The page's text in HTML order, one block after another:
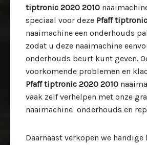
tiptronic 2020 2010
speciaal voor deze Pfaff
naaimachine een onderhouds
zodat u deze naaimachine
onderhouds beurt kunt geven.
voorkomende problemen en
Pfaff tiptronic 2020 2010
vaak zelf verhelpen met onze
naaimachine onderhouds en
Daarnaast verkopen we